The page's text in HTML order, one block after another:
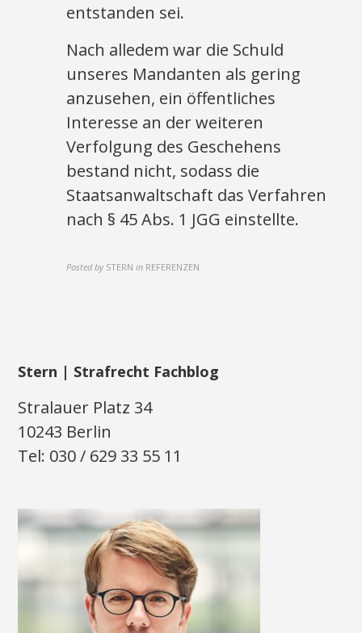
entstanden sei.
Nach alledem war die Schuld
unseres Mandanten als gering
anzusehen, ein öffentliches
Interesse an der weiteren
Verfolgung des Geschehens
bestand nicht, sodass die
Staatsanwaltschaft das Verfahren
nach § 45 Abs. 1 JGG einstellte.
Posted by STERN in REFERENZEN
Stern | Strafrecht Fachblog
Stralauer Platz 34
10243 Berlin
Tel: 030 / 629 33 55 11